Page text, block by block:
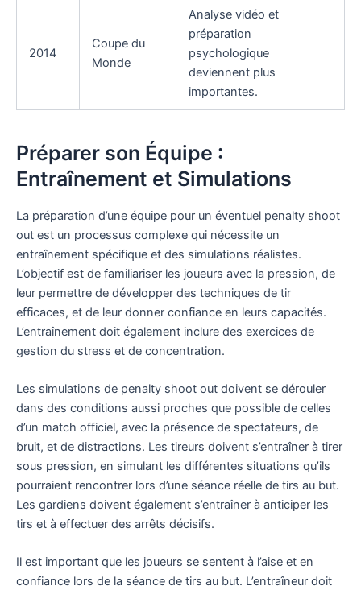
2014
Coupe du
Monde
Analyse vidéo et
préparation
psychologique
deviennent plus
importantes.
Préparer son Équipe :
Entraînement et Simulations
La préparation d’une équipe pour un éventuel penalty shoot
out est un processus complexe qui nécessite un
entraînement spécifique et des simulations réalistes.
L’objectif est de familiariser les joueurs avec la pression, de
leur permettre de développer des techniques de tir
efficaces, et de leur donner confiance en leurs capacités.
L’entraînement doit également inclure des exercices de
gestion du stress et de concentration.
Les simulations de penalty shoot out doivent se dérouler
dans des conditions aussi proches que possible de celles
d’un match officiel, avec la présence de spectateurs, de
bruit, et de distractions. Les tireurs doivent s’entraîner à tirer
sous pression, en simulant les différentes situations qu’ils
pourraient rencontrer lors d’une séance réelle de tirs au but.
Les gardiens doivent également s’entraîner à anticiper les
tirs et à effectuer des arrêts décisifs.
Il est important que les joueurs se sentent à l’aise et en
confiance lors de la séance de tirs au but. L’entraîneur doit